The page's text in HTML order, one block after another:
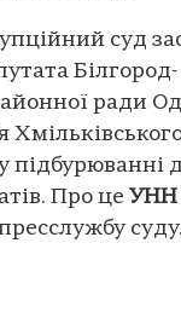
суд
Білгород-
ради
підбурюванні
Про це УНН
суду.